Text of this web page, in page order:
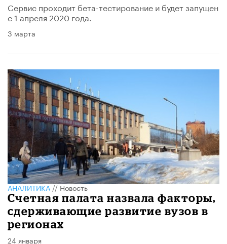
Сервис проходит бета-тестирование и будет запущен
с 1 апреля 2020 года.
3 марта
АНАЛИТИКА//Новость
Счетная палата назвала факторы,
сдерживающие развитие вузов в
регионах
24 января